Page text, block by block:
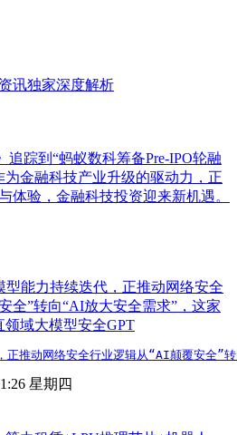
讯独家深度解析
追踪到“蚂蚁数科筹备Pre-IPO轮融
金融科技产业升级的驱动力，正
体验，金融科技投资迎来新机遇。
型能力持续迭代，正推动网络安全
全”转向“AI放大安全需求”，这家
域大模型安全GPT
正推动网络安全行业逻辑从“AI颠覆安全”
星期四